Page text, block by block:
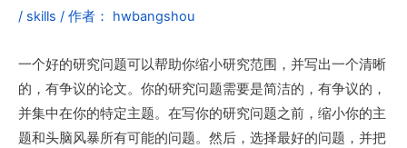
/ skills / 作者： hwbangshou
一个好的研究问题可以帮助你缩小研究范围，并写出一个清晰
的，有争议的论文。你的研究问题需要是简洁的，有争议的，
并集中在你的特定主题。在写你的研究问题之前，缩小你的主
题和头脑风暴所有可能的问题。然后，选择最好的问题，并把